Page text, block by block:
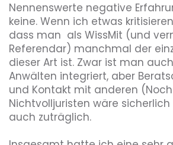
Nennenswerte negative
keine. Wenn ich etwas
dass man  als WissMit (und
Referendar) manchmal der
dieser Art ist. Zwar ist man
Anwälten integriert, aber
und Kontakt mit anderen
Nichtvolljuristen wäre
auch zuträglich.